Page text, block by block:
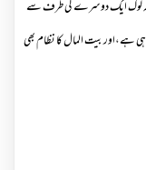
پیشہ لوگ ایک دوسرے کی طرف سے
ہے،اور بیت المال کا نظام بھی